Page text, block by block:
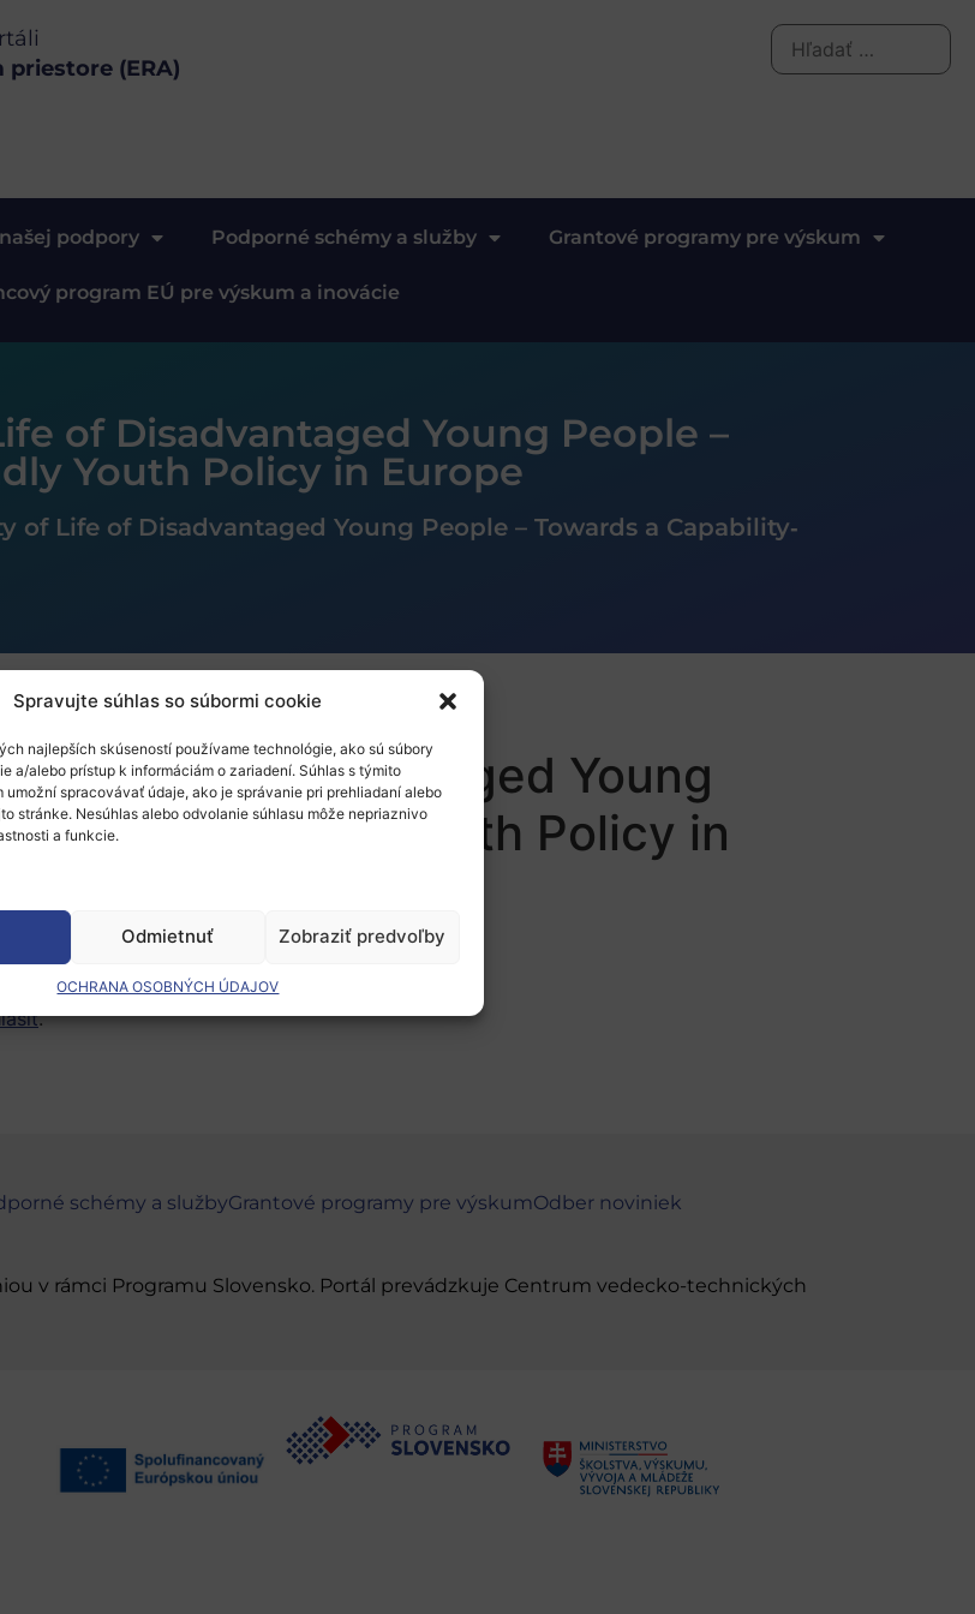
Spravujte súhlas so súbormi cookie
najlepších skúseností používame technológie, ako sú súbory
a/alebo prístup k informáciám o zariadení. Súhlas s týmito
umožní spracovávať údaje, ako je správanie pri prehliadaní alebo
stránke. Nesúhlas alebo odvolanie súhlasu môže nepriaznivo
a funkcie.
Odmietnuť Zobraziť predvoľby
OCHRANA OSOBNÝCH ÚDAJOV
(ERA)
podpory Podporné schémy a služby Grantové programy pre výskum
program EÚ pre výskum a inovácie
of Disadvantaged Young People –
Youth Policy in Europe
of Life of Disadvantaged Young People – Towards a Capability‐
Life of Disadvantaged Young
Youth Policy in
.
schémy a službyGrantové programy pre výskumOdber noviniek
v rámci Programu Slovensko. Portál prevádzkuje Centrum vedecko-technických